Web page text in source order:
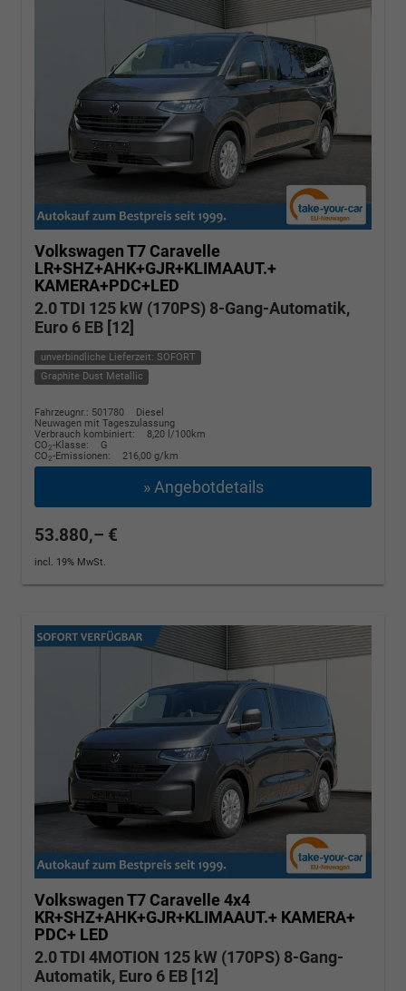
Volkswagen T7 Caravelle
LR+SHZ+AHK+GJR+KLIMAAUT.+
KAMERA+PDC+LED
2.0 TDI 125 kW (170PS) 8-Gang-Automatik,
Euro 6 EB [12]
unverbindliche Lieferzeit: SOFORT
Graphite Dust Metallic
Fahrzeugnr.: 501780
Diesel
Neuwagen mit Tageszulassung
Verbrauch kombiniert:
8,20 l/100km
CO2-Klasse:
G
CO2-Emissionen: 216,00 g/km
» Angebotdetails
53.880,– €
incl. 19% MwSt.
Volkswagen T7 Caravelle4x4
KR+SHZ+AHK+GJR+KLIMAAUT.+ KAMERA+
PDC+ LED
2.0 TDI 4MOTION 125 kW (170PS) 8-Gang-
Automatik, Euro 6 EB [12]